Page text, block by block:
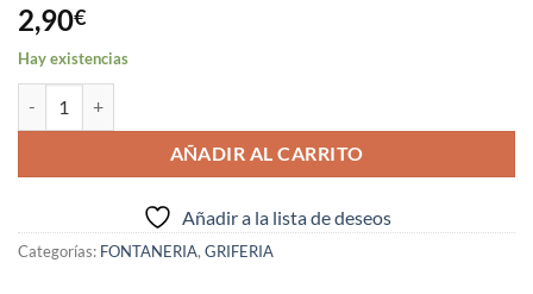
2,90€
Hay existencias
AÑADIR AL CARRITO
Añadir a la lista de deseos
Categorías: FONTANERIA, GRIFERIA